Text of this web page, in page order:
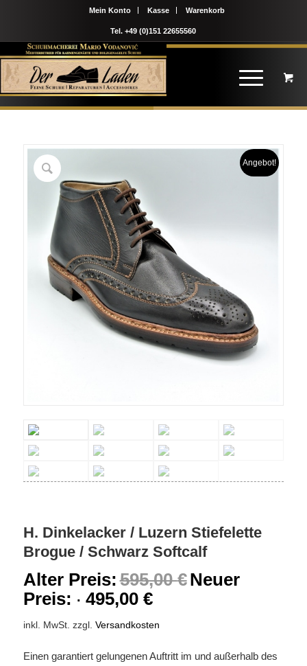
Mein Konto Kasse Warenkorb
Tel. +49 (0)151 22655560
Angebot!
H. Dinkelacker / Luzern Stiefelette
Brogue / Schwarz Softcalf
Alter Preis:595,00€Neuer
Preis:
495,00 €
inkl. MwSt. zzgl. Versandkosten
Einen garantiert gelungenen Auftritt im und außerhalb des